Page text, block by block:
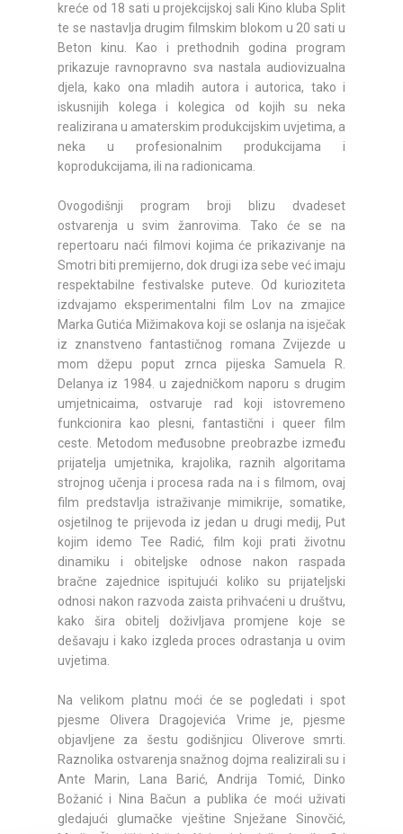
kreće od 18 sati u projekcijskoj sali Kino kluba Split
te se nastavlja drugim filmskim blokom u 20 sati u
Beton kinu. Kao i prethodnih godina program
prikazuje ravnopravno sva nastala audiovizualna
djela, kako ona mladih autora i autorica, tako i
iskusnijih kolega i kolegica od kojih su neka
realizirana u amaterskim produkcijskim uvjetima, a
neka u profesionalnim produkcijama i
koprodukcijama, ili na radionicama.
Ovogodišnji program broji blizu dvadeset
ostvarenja u svim žanrovima. Tako će se na
repertoaru naći filmovi kojima će prikazivanje na
Smotri biti premijerno, dok drugi iza sebe već imaju
respektabilne festivalske puteve. Od kurioziteta
izdvajamo eksperimentalni film Lov na zmajice
Marka Gutića Mižimakova koji se oslanja na isječak
iz znanstveno fantastičnog romana Zvijezde u
mom džepu poput zrnca pijeska Samuela R.
Delanya iz 1984. u zajedničkom naporu s drugim
umjetnicaima, ostvaruje rad koji istovremeno
funkcionira kao plesni, fantastični i queer film
ceste. Metodom međusobne preobrazbe između
prijatelja umjetnika, krajolika, raznih algoritama
strojnog učenja i procesa rada na i s filmom, ovaj
film predstavlja istraživanje mimikrije, somatike,
osjetilnog te prijevoda iz jedan u drugi medij, Put
kojim idemo Tee Radić, film koji prati životnu
dinamiku i obiteljske odnose nakon raspada
bračne zajednice ispitujući koliko su prijateljski
odnosi nakon razvoda zaista prihvaćeni u društvu,
kako šira obitelj doživljava promjene koje se
dešavaju i kako izgleda proces odrastanja u ovim
uvjetima.
Na velikom platnu moći će se pogledati i spot
pjesme Olivera Dragojevića Vrime je, pjesme
objavljene za šestu godišnjicu Oliverove smrti.
Raznolika ostvarenja snažnog dojma realizirali su i
Ante Marin, Lana Barić, Andrija Tomić, Dinko
Božanić i Nina Bačun a publika će moći uživati
gledajući glumačke vještine Snježane Sinovčić,